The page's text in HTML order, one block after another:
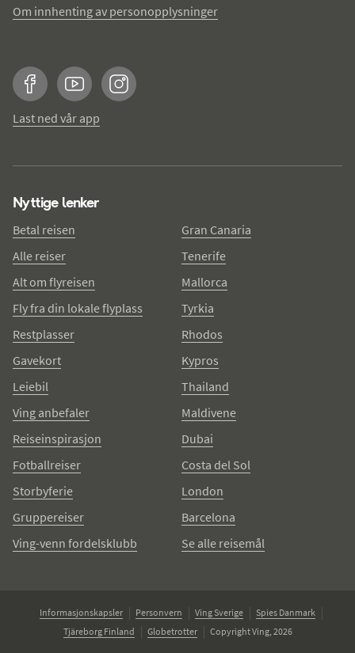
Om innhenting av personopplysninger
FacebookYouTubeInstagram
Last ned vår app
Nyttige lenker
Betal reisen
Alle reiser
Alt om flyreisen
Fly fra din lokale flyplass
Restplasser
Gavekort
Leiebil
Ving anbefaler
Reiseinspirasjon
Fotballreiser
Storbyferie
Gruppereiser
Ving-venn fordelsklubb
Gran Canaria
Tenerife
Mallorca
Tyrkia
Rhodos
Kypros
Thailand
Maldivene
Dubai
Costa del Sol
London
Barcelona
Se alle reisemål
Informasjonskapsler Personvern Ving Sverige
Spies Danmark
Tjäreborg Finland
Globetrotter Copyright Ving, 2026